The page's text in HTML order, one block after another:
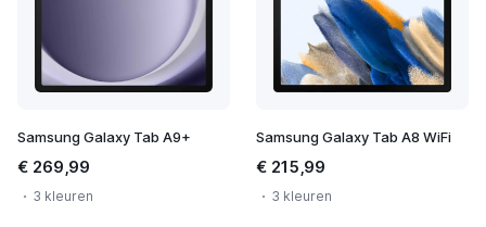
Samsung Galaxy Tab A9+
€ 269,99
3 kleuren
Samsung Galaxy Tab A8 WiFi
€ 215,99
3 kleuren